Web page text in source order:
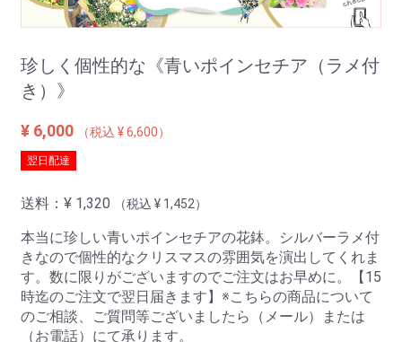
珍しく個性的な《青いポインセチア（ラメ付
き）》
¥ 6,000 （税込 ¥ 6,600）
翌日配達
送料： ¥ 1,320 （税込 ¥ 1,452）
本当に珍しい青いポインセチアの花鉢。シルバーラメ付
きなので個性的なクリスマスの雰囲気を演出してくれま
す。数に限りがございますのでご注文はお早めに。【15
時迄のご注文で翌日届きます】※こちらの商品について
のご相談、ご質問等ございましたら（メール）または
（お電話）にて承ります。